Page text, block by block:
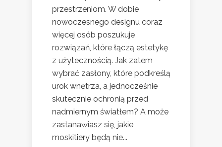
przestrzeniom. W dobie
nowoczesnego designu coraz
więcej osób poszukuje
rozwiązań, które łączą estetykę
z użytecznością. Jak zatem
wybrać zasłony, które podkreślą
urok wnętrza, a jednocześnie
skutecznie ochronią przed
nadmiernym światłem? A może
zastanawiasz się, jakie
moskitiery będą nie...